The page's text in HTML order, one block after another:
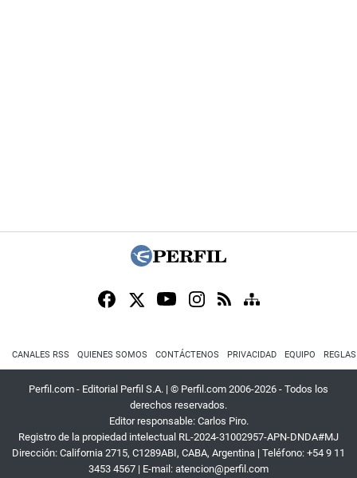
CANALES RSS QUIENES SOMOS CONTÁCTENOS PRIVACIDAD EQUIPO
Perfil.com - Editorial Perfil S.A. | © Perfil.com 2006-2026 - Todos los
derechos reservados.
Editor responsable: Carlos Piro.
Registro de la propiedad intelectual RL-2024-31002957-APN-DNDA#MJ
Dirección: California 2715, C1289ABI, CABA, Argentina | Teléfono: +54 9 11
3453 4567 | E-mail: atencion@perfil.com